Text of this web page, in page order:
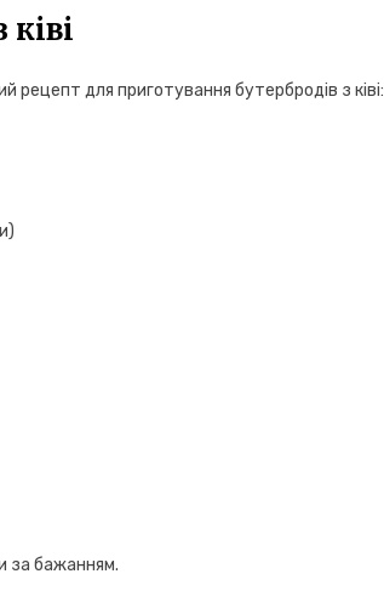
рецепт для приготування бутербродів з ківі:
за бажанням.